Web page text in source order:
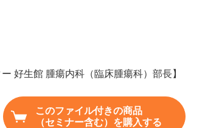
好生館 腫瘍内科（臨床腫瘍科）部長】
このファイル付きの商品
（セミナー含む）を購入する